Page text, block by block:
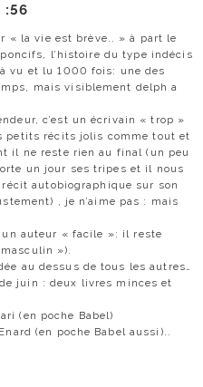
:56
« la vie est brève.. » à part le
l’histoire du type indécis
vu et lu 1000 fois: une des
mais visiblement delph a
c’est un écrivain « trop »
petits récits jolis comme tout et
il ne reste rien au final (un peu
un jour ses tripes et il nous
autobiographique sur son
, je n’aime pas : mais
un auteur « facile »: il reste
»).
au dessus de tous les autres…
juin : deux livres minces et
(en poche Babel)
(en poche Babel aussi)..